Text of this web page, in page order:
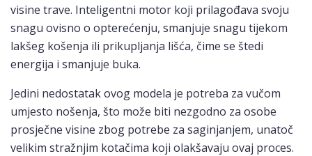
visine trave. Inteligentni motor koji prilagođava svoju
snagu ovisno o opterećenju, smanjuje snagu tijekom
lakšeg košenja ili prikupljanja lišća, čime se štedi
energija i smanjuje buka.
Jedini nedostatak ovog modela je potreba za vučom
umjesto nošenja, što može biti nezgodno za osobe
prosječne visine zbog potrebe za saginjanjem, unatoč
velikim stražnjim kotačima koji olakšavaju ovaj proces.